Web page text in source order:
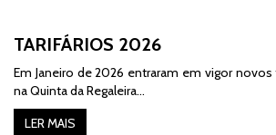
TARIFÁRIOS 2026
Em Janeiro de 2026 entraram em vigor
na Quinta da Regaleira...
LER MAIS